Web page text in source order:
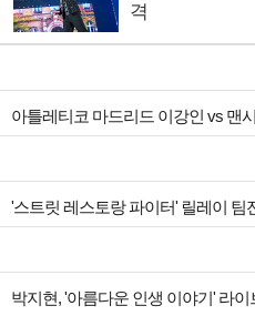
격
아틀레티코 마드리드 이강인 vs 맨
'스트릿 레스토랑 파이터' 릴레이 팀
박지현, '아름다운 인생 이야기' 라